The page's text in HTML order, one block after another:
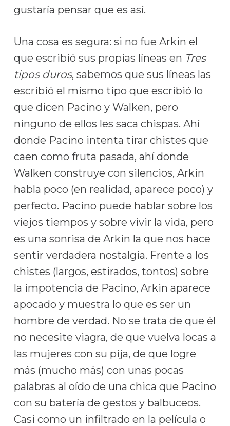
gustaría pensar que es así.
Una cosa es segura: si no fue Arkin el
que escribió sus propias líneas en Tres
tipos duros, sabemos que sus líneas las
escribió el mismo tipo que escribió lo
que dicen Pacino y Walken, pero
ninguno de ellos les saca chispas. Ahí
donde Pacino intenta tirar chistes que
caen como fruta pasada, ahí donde
Walken construye con silencios, Arkin
habla poco (en realidad, aparece poco) y
perfecto. Pacino puede hablar sobre los
viejos tiempos y sobre vivir la vida, pero
es una sonrisa de Arkin la que nos hace
sentir verdadera nostalgia. Frente a los
chistes (largos, estirados, tontos) sobre
la impotencia de Pacino, Arkin aparece
apocado y muestra lo que es ser un
hombre de verdad. No se trata de que él
no necesite viagra, de que vuelva locas a
las mujeres con su pija, de que logre
más (mucho más) con unas pocas
palabras al oído de una chica que Pacino
con su batería de gestos y balbuceos.
Casi como un infiltrado en la película o